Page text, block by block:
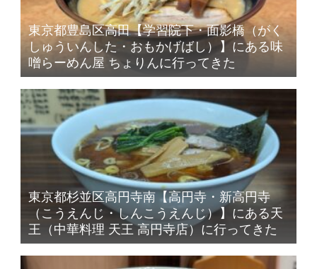
東京都豊島区高田【学習院下・面影橋（がく
しゅういんした・おもかげばし）】にある味
噌らーめん屋 ちょりんに行ってきた
東京都杉並区高円寺南【高円寺・新高円寺
（こうえんじ・しんこうえんじ）】にある天
王（中華料理 天王 高円寺店）に行ってきた